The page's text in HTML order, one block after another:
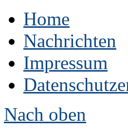
Home
Nachrichten
Impressum
Nach oben